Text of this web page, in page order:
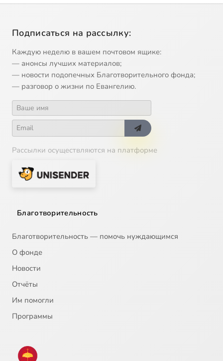
Подписаться на рассылку:
Каждую неделю в вашем почтовом ящике:
— анонсы лучших материалов;
— новости подопечных Благотворительного фонда;
— разговор о жизни по Евангелию.
Рассылки осуществляются на платформе
Благотворительность
Благотворительность — помочь нуждающимся
О фонде
Новости
Отчёты
Им помогли
Программы